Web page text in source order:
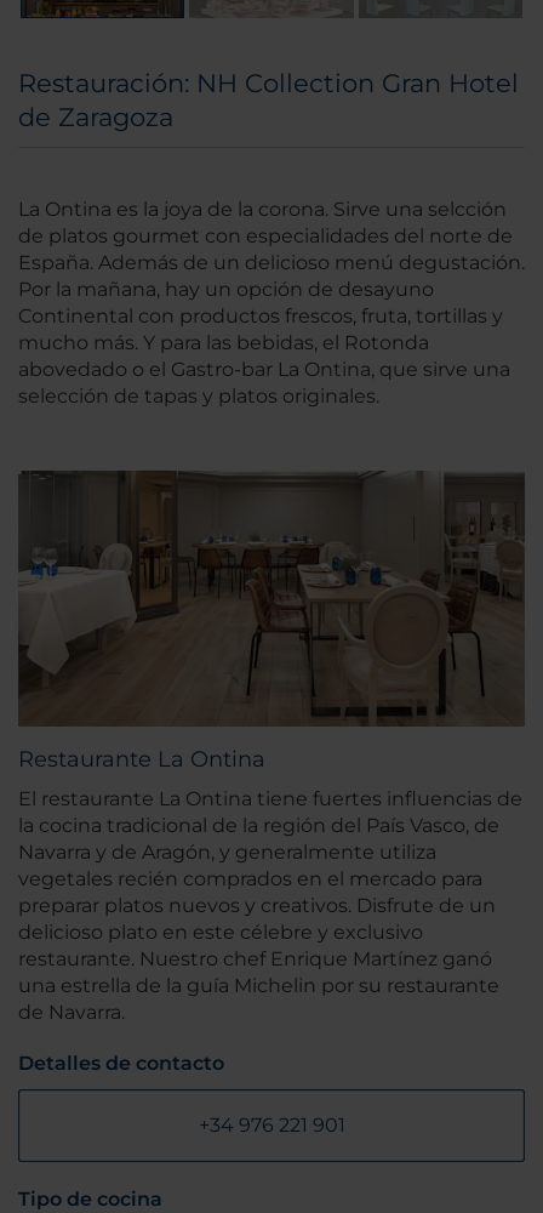
Restauración: NH Collection Gran Hotel
de Zaragoza
La Ontina es la joya de la corona. Sirve una selcción
de platos gourmet con especialidades del norte de
España. Además de un delicioso menú degustación.
Por la mañana, hay un opción de desayuno
Continental con productos frescos, fruta, tortillas y
mucho más. Y para las bebidas, el Rotonda
abovedado o el Gastro-bar La Ontina, que sirve una
selección de tapas y platos originales.
Restaurante La Ontina
El restaurante La Ontina tiene fuertes influencias de
la cocina tradicional de la región del País Vasco, de
Navarra y de Aragón, y generalmente utiliza
vegetales recién comprados en el mercado para
preparar platos nuevos y creativos. Disfrute de un
delicioso plato en este célebre y exclusivo
restaurante. Nuestro chef Enrique Martínez ganó
una estrella de la guía Michelin por su restaurante
de Navarra.
Detalles de contacto
+34 976 221 901
Tipo de cocina